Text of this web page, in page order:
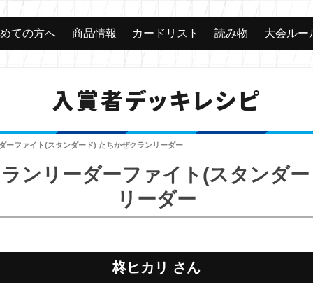
ての方へ 商品情報 カードリスト 読み物 大会ルー
入賞者デッキレシピ
ーファイト(スタンダード) たちかぜクランリーダー
ンリーダーファイト(スタンダ
リーダー
柊ヒカリ さん